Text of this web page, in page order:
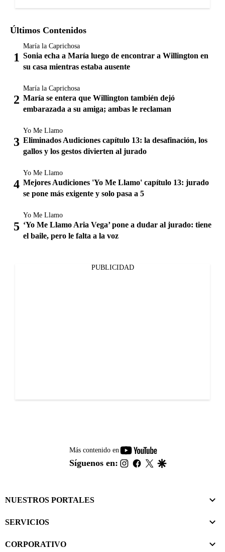
Últimos Contenidos
María la Caprichosa
Sonia echa a María luego de encontrar a Willington en
su casa mientras estaba ausente
María la Caprichosa
María se entera que Willington también dejó
embarazada a su amiga; ambas le reclaman
Yo Me Llamo
Eliminados Audiciones capítulo 13: la desafinación, los
gallos y los gestos divierten al jurado
Yo Me Llamo
Mejores Audiciones 'Yo Me Llamo' capítulo 13: jurado
se pone más exigente y solo pasa a 5
Yo Me Llamo
‘Yo Me Llamo Aria Vega’ pone a dudar al jurado: tiene
el baile, pero le falta a la voz
PUBLICIDAD
Más contenido en
youtube-
footer
Síguenos en: instagram
facebook
twitter
NUESTROS PORTALES
SERVICIOS
CORPORATIVO